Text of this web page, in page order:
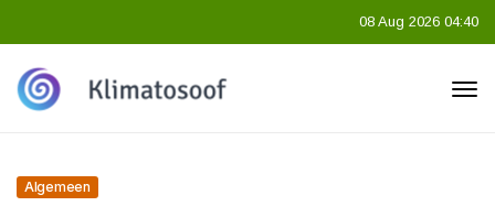
08 Aug 2026 04:40
Algemeen